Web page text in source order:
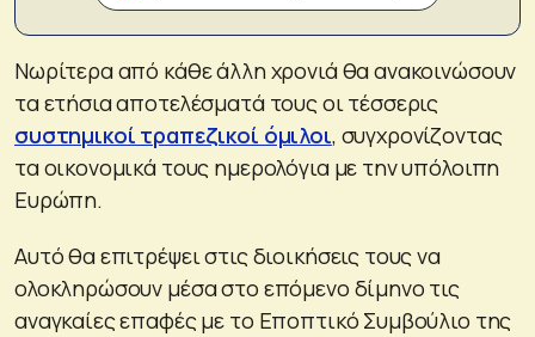
Νωρίτερα από κάθε άλλη χρονιά θα ανακοινώσουν
τα ετήσια αποτελέσματά τους οι τέσσερις
συστημικοί τραπεζικοί όμιλοι, συγχρονίζοντας
τα οικονομικά τους ημερολόγια με την υπόλοιπη
Ευρώπη.
Αυτό θα επιτρέψει στις διοικήσεις τους να
ολοκληρώσουν μέσα στο επόμενο δίμηνο τις
αναγκαίες επαφές με το Εποπτικό Συμβούλιο της